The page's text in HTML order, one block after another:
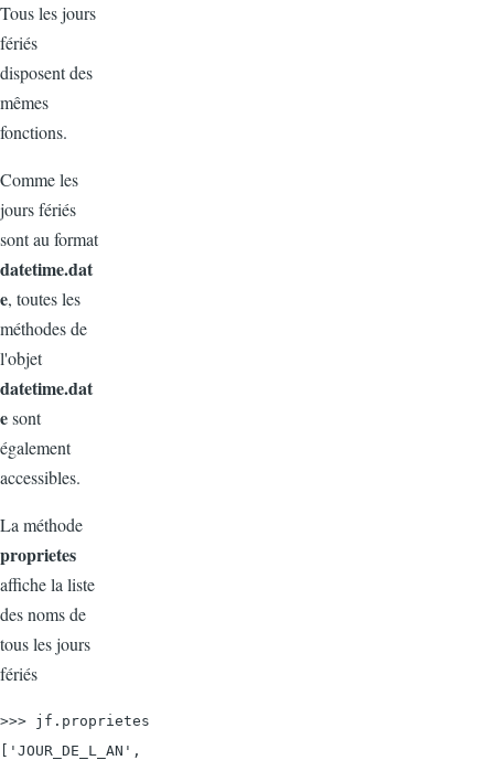
Tous les jours
fériés
disposent des
mêmes
fonctions.
Comme les
jours fériés
sont au format
datetime.dat
e, toutes les
méthodes de
l'objet
datetime.dat
esont
également
accessibles.
La méthode
proprietes
affiche la liste
des noms de
tous les jours
fériés
>>> jf.proprietes
['JOUR_DE_L_AN',